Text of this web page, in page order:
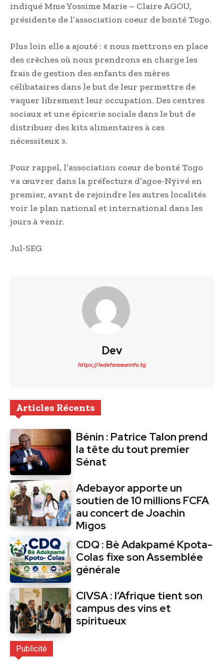
indiqué Mme Yossime Marie – Claire AGOU,
présidente de l’association coeur de bonté Togo.
Plus loin elle a ajouté : « nous mettrons en place
des crèches où nous prendrons en charge les
frais de gestion des enfants des mères
célibataires dans le but de leur permettre de
vaquer librement leur occupation. Des centres
sociaux et une épicerie sociale dans le but de
distribuer des kits alimentaires à ces
nécessiteux ».
Pour rappel, l’association coeur de bonté Togo
va œuvrer dans la préfecture d’agoe-Nyivé en
premier, avant de rejoindre les autres localités
voir le plan national et international dans les
jours à venir.
Jul-SEG
Dev
https://ledefenseurinfo.tg
Articles Récents
Bénin : Patrice Talon prend
la tête du tout premier
Sénat
Adebayor apporte un
soutien de 10 millions FCFA
au concert de Joachin
Migos
CDQ : Bè Adakpamé Kpota-
Colas fixe son Assemblée
générale
CIVSA : l’Afrique tient son
campus des vins et
spiritueux
Publicité